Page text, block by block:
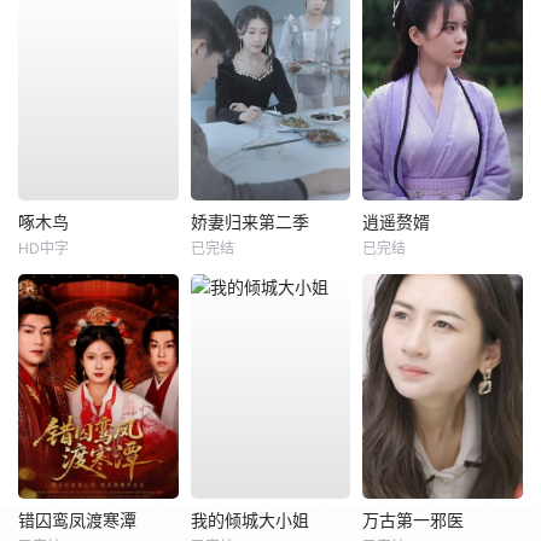
啄木鸟
HD中字
娇妻归来第二季
已完结
逍遥赘婿
已完结
错囚鸾凤渡寒潭 我的倾城大小姐 万古第一邪医